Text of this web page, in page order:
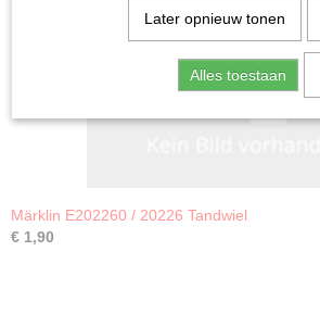
Märklin E202260 / 20226 Tandwiel
€ 1,90
Later opnieuw tonen
Alles toestaan